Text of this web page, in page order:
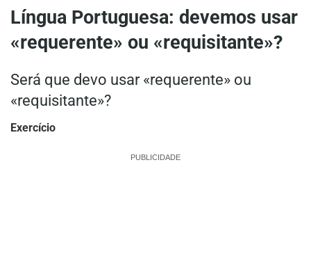
Língua Portuguesa: devemos usar
«requerente» ou «requisitante»?
Será que devo usar «requerente» ou
«requisitante»?
Exercício
PUBLICIDADE